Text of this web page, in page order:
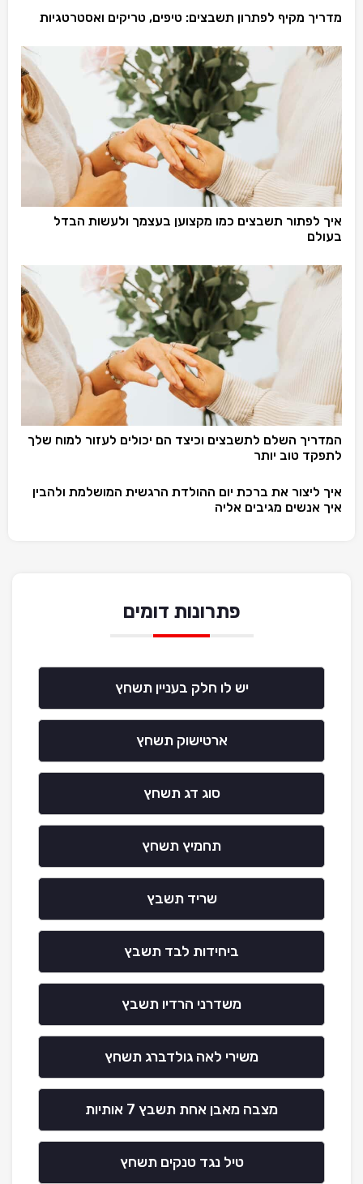
מדריך מקיף לפתרון תשבצים: טיפים, טריקים ואסטרטגיות
איך לפתור תשבצים כמו מקצוען בעצמך ולעשות הבדל
בעולם
המדריך השלם לתשבצים וכיצד הם יכולים לעזור למוח שלך
לתפקד טוב יותר
איך ליצור את ברכת יום ההולדת הרגשית המושלמת ולהבין
איך אנשים מגיבים אליה
פתרונות דומים
יש לו חלק בעניין תשחץ
ארטישוק תשחץ
סוג דג תשחץ
תחמיץ תשחץ
שריד תשבץ
ביחידות לבד תשבץ
משדרני הרדיו תשבץ
משירי לאה גולדברג תשחץ
מצבה מאבן אחת תשבץ 7 אותיות
טיל נגד טנקים תשחץ